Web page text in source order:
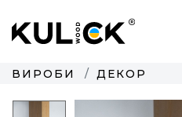
ВИРОБИ ДЕКОР